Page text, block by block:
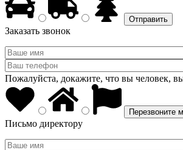
Заказать звонок
Пожалуйста, докажите, что вы человек,
Письмо директору